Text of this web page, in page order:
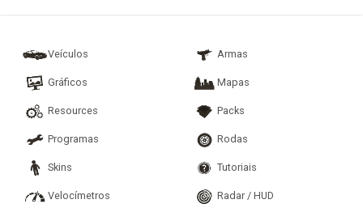
Veículos Armas
Gráficos Mapas
Resources Packs
Programas Rodas
Skins Tutoriais
Velocímetros Radar / HUD